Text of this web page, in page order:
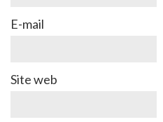
E-mail
Site web